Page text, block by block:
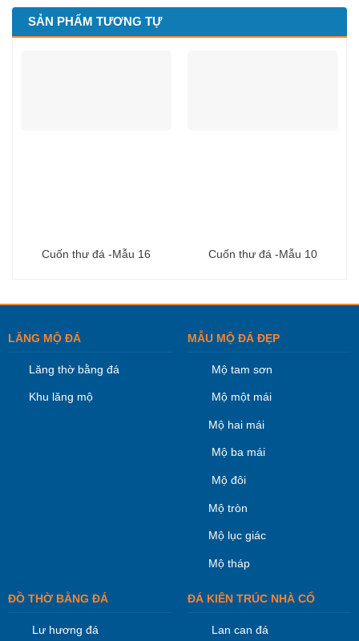
SẢN PHẨM TƯƠNG TỰ
Cuốn thư đá -Mẫu 16 Cuốn thư đá -Mẫu 10
LĂNG MỘ ĐÁ
Lăng thờ bằng đá
Khu lăng mộ
MẪU MỘ ĐÁ ĐẸP
Mộ tam sơn
Mộ một mái
Mộ hai mái
Mộ ba mái
Mộ đôi
Mộ tròn
Mộ lục giác
Mộ tháp
ĐỒ THỜ BẰNG ĐÁ
Lư hương đá
ĐÁ KIÊN TRÚC NHÀ CỔ
Lan can đá